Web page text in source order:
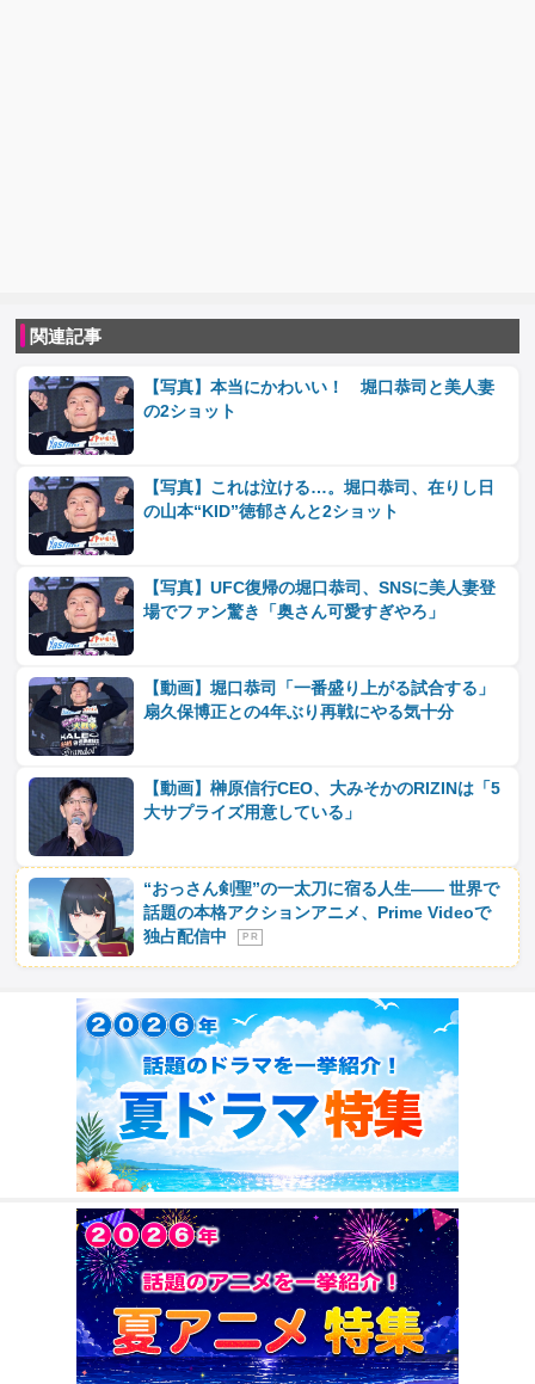
関連記事
【写真】本当にかわいい！ 堀口恭司と美人妻
の2ショット
【写真】これは泣ける…。堀口恭司、在りし日
の山本“KID”徳郁さんと2ショット
【写真】UFC復帰の堀口恭司、SNSに美人妻登
場でファン驚き「奥さん可愛すぎやろ」
【動画】堀口恭司「一番盛り上がる試合する」
扇久保博正との4年ぶり再戦にやる気十分
【動画】榊原信行CEO、大みそかのRIZINは「5
大サプライズ用意している」
“おっさん剣聖”の一太刀に宿る人生―― 世界で
話題の本格アクションアニメ、Prime Videoで
独占配信中
P R